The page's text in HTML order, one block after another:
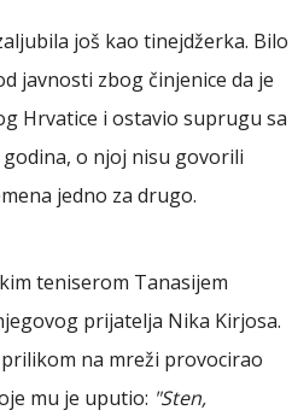
još kao tinejdžerka. Bilo
javnosti zbog činjenice da je
Hrvatice i ostavio suprugu sa
o njoj nisu govorili
jedno za drugo.
teniserom Tanasijem
prijatelja Nika Kirjosa.
na mreži provocirao
mu je uputio: "Sten,